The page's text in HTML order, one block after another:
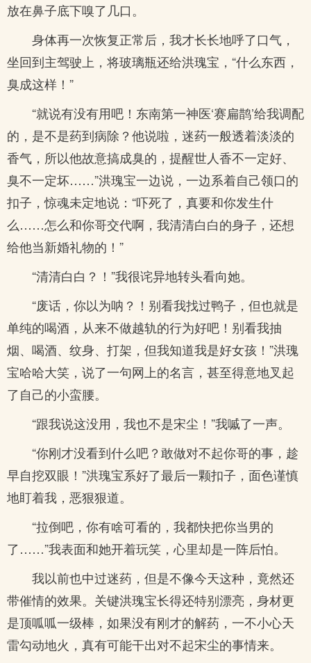
放在鼻子底下嗅了几口。
身体再一次恢复正常后，我才长长地呼了口气，
坐回到主驾驶上，将玻璃瓶还给洪瑰宝，“什么东西，
臭成这样！”
“就说有没有用吧！东南第一神医‘赛扁鹊’给我调配
的，是不是药到病除？他说啦，迷药一般透着淡淡的
香气，所以他故意搞成臭的，提醒世人香不一定好、
臭不一定坏……”洪瑰宝一边说，一边系着自己领口的
扣子，惊魂未定地说：“吓死了，真要和你发生什
么……怎么和你哥交代啊，我清清白白的身子，还想
给他当新婚礼物的！”
“清清白白？！”我很诧异地转头看向她。
“废话，你以为呐？！别看我找过鸭子，但也就是
单纯的喝酒，从来不做越轨的行为好吧！别看我抽
烟、喝酒、纹身、打架，但我知道我是好女孩！”洪瑰
宝哈哈大笑，说了一句网上的名言，甚至得意地叉起
了自己的小蛮腰。
“跟我说这没用，我也不是宋尘！”我嘁了一声。
“你刚才没看到什么吧？敢做对不起你哥的事，趁
早自挖双眼！”洪瑰宝系好了最后一颗扣子，面色谨慎
地盯着我，恶狠狠道。
“拉倒吧，你有啥可看的，我都快把你当男的
了……”我表面和她开着玩笑，心里却是一阵后怕。
我以前也中过迷药，但是不像今天这种，竟然还
带催情的效果。关键洪瑰宝长得还特别漂亮，身材更
是顶呱呱一级棒，如果没有刚才的解药，一不小心天
雷勾动地火，真有可能干出对不起宋尘的事情来。